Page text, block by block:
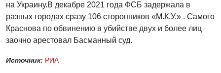
на Украину.В декабре 2021 года ФСБ задержала в
разных городах сразу 106 сторонников «М.К.У.» . Самого
Краснова по обвинению в убийстве двух и более лиц
заочно арестовал Басманный суд.
Источник: РИА